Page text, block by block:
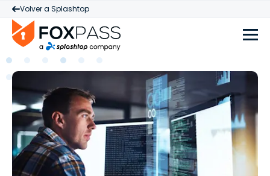
Volver a Splashtop